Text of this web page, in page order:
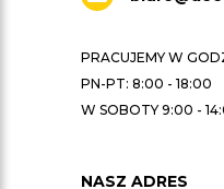
PRACUJEMY W
PN-PT: 8:00 - 18:00
W SOBOTY 9:00 -
NASZ ADRES